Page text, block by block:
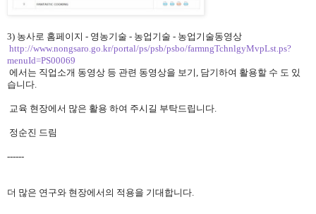
3) 농사로 홈페이지 - 영농기술 - 농업기술 - 농업기술동영상
http://www.nongsaro.go.kr/portal/ps/psb/psbo/farmngTchnlgyMvpLst.ps?
menuId=PS00069
에서는 직업소개 동영상 등 관련 동영상을 보기, 담기하여 활용할 수 도 있
습니다.
교육 현장에서 많은 활용 하여 주시길 부탁드립니다.
정순진 드림
------
더 많은 연구와 현장에서의 적용을 기대합니다.